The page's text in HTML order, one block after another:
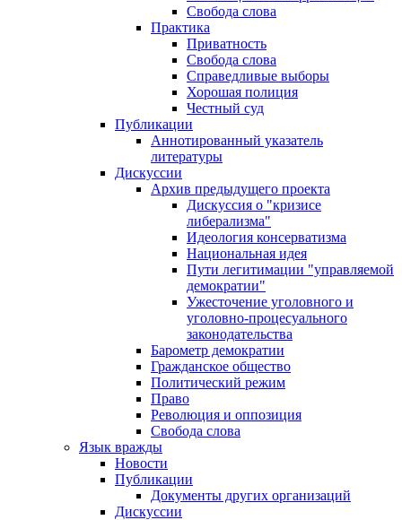
Свобода слова
Практика
Приватность
Свобода слова
Справедливые выборы
Хорошая полиция
Честный суд
Публикации
Аннотированный указатель
литературы
Дискуссии
Архив предыдущего проекта
Дискуссия о "кризисе
либерализма"
Идеология консерватизма
Национальная идея
Пути легитимации "управляемой
демократии"
Ужесточение уголовного и
уголовно-процесуального
законодательства
Барометр демократии
Гражданское общество
Политический режим
Право
Революция и оппозиция
Свобода слова
Язык вражды
Новости
Публикации
Документы других организаций
Дискуссии